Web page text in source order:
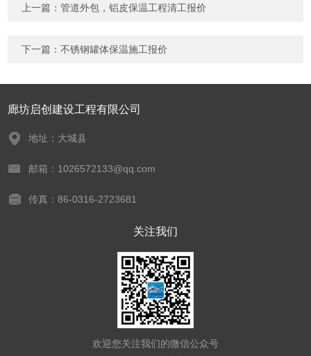
上一篇：管道外包，铝皮保温工程清工报价
下一篇：不锈钢罐体保温施工报价
廊坊启创建设工程有限公司
地址：大城县
邮箱：1026572133@qq.com
传真：86-0316-2723681
关注我们
欢迎您关注我们的微信公众号